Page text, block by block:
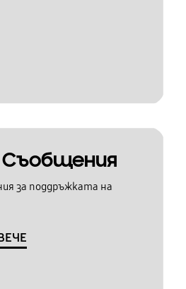
Съобщения
за поддръжката на